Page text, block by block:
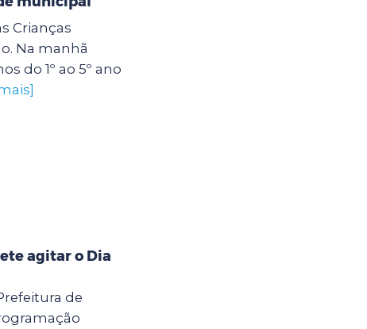
Crianças
Na manhã
do 1º ao 5º ano
agitar o Dia
de